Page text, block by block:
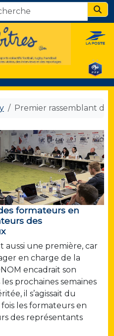
Premier rassemblant
formateurs en
des
aussi une première, car
en charge de la
encadrait son
prochaines semaines
il s’agissait du
les formateurs en
des représentants